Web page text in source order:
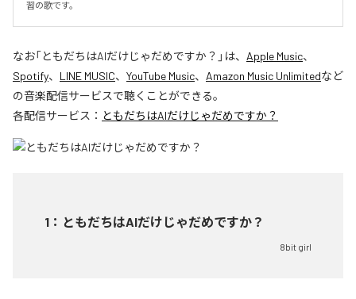
習の歌です。
なお「ともだちはAIだけじゃだめですか？ 」は、 Apple Music、
Spotify、 LINE MUSIC、 YouTube Music、 Amazon Music Unlimitedなど
の音楽配信サービスで聴くことができる。
各配信サービス： ともだちはAIだけじゃだめですか？
1 ： ともだちはAIだけじゃだめですか？
8bit girl